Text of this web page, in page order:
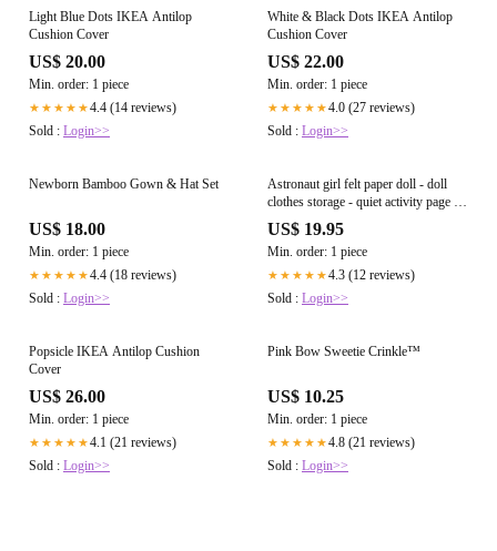
Light Blue Dots IKEA Antilop
Cushion Cover
US$ 20.00
Min. order: 1 piece
★★★★★4.4 (14 reviews)
Sold : Login>>
White & Black Dots IKEA Antilop
Cushion Cover
US$ 22.00
Min. order: 1 piece
★★★★★4.0 (27 reviews)
Sold : Login>>
Newborn Bamboo Gown & Hat Set
US$ 18.00
Min. order: 1 piece
★★★★★4.4 (18 reviews)
Sold : Login>>
Astronaut girl felt paper doll - doll
clothes storage - quiet activity page -
busy book page
US$ 19.95
Min. order: 1 piece
★★★★★4.3 (12 reviews)
Sold : Login>>
Popsicle IKEA Antilop Cushion
Cover
US$ 26.00
Min. order: 1 piece
★★★★★4.1 (21 reviews)
Sold : Login>>
Pink Bow Sweetie Crinkle™
US$ 10.25
Min. order: 1 piece
★★★★★4.8 (21 reviews)
Sold : Login>>